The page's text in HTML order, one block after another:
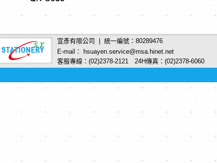
宣彥有限公司 | 統一編號：80289476
E-mail： hsuayen.service@msa.hinet.net
客服專線：(02)2378-2121 24H傳真：(02)2378-6060